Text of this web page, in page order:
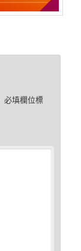
必填欄位標